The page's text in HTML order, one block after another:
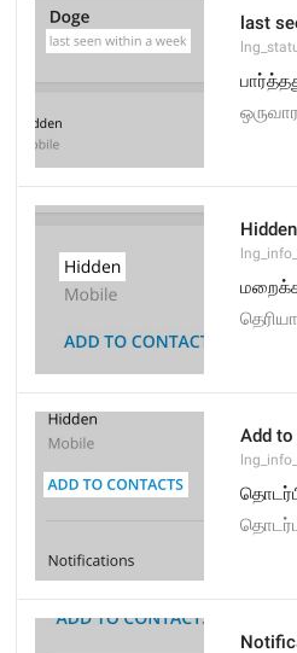
last
Hidden
Add